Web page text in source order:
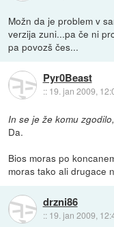
Možn da je problem v
verzija zuni...pa če ni
pa povozš čes...
Pyr0Beast
:: 19. jan 2009,
In se je že komu
Da.
Bios moras po
moras tako ali drugace
drzni86
:: 19. jan 2009,